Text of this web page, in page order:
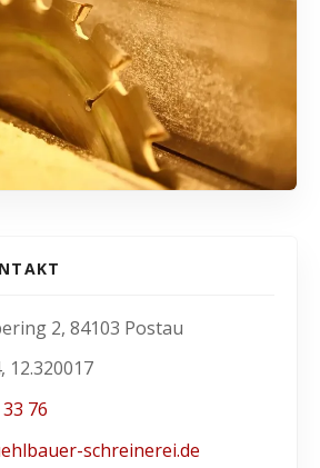
2, 84103 Postau
12.320017
76
schreinerei.de